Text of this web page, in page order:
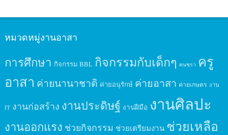
หมวดหมู่งานอาสา
การศึกษา กิจกรรม BBL กิจกรรมกับเด็กๆ คนชรา ครู
อาสา ค่ายนานาชาติ ค่ายอนุรักษ์ ค่ายอาสา ค่ายเกษตร งาน
IT งานก่อสร้าง งานประดิษฐ์ งานฝีมือ งานศิลปะ
งานออกแรง ช่วยกิจกรรม ช่วยเตรียมงาน ช่วยเหลือ